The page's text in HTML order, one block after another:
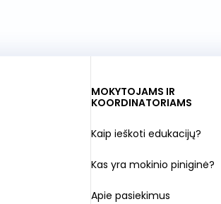
MOKYTOJAMS IR
KOORDINATORIAMS
Kaip ieškoti edukacijų?
Kas yra mokinio piniginė?
Apie pasiekimus